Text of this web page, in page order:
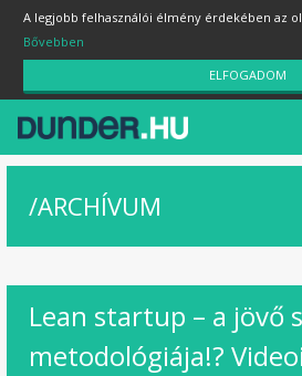
A legjobb felhasználói élmény érdekében az
Bővebben
ELFOGADOM
/ARCHÍVUM
Lean startup – a jövő
metodológiája!?